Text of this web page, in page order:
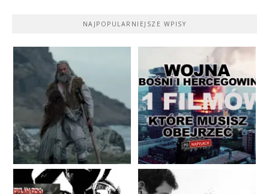
NAJPOPULARNIEJSZE WPISY